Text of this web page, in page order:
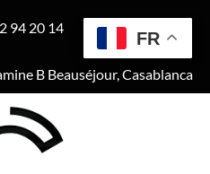
94 20 14
B Beauséjour, Casablanca
FR